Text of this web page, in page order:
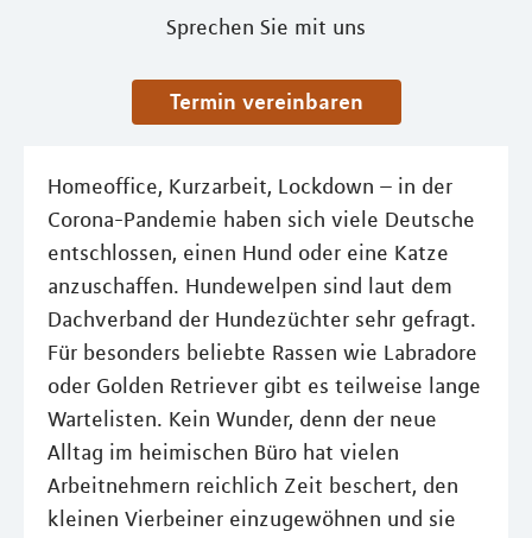
Sprechen Sie mit uns
Termin vereinbaren
Homeoffice, Kurzarbeit, Lockdown – in der
Corona-Pandemie haben sich viele Deutsche
entschlossen, einen Hund oder eine Katze
anzuschaffen. Hundewelpen sind laut dem
Dachverband der Hundezüchter sehr gefragt.
Für besonders beliebte Rassen wie Labradore
oder Golden Retriever gibt es teilweise lange
Wartelisten. Kein Wunder, denn der neue
Alltag im heimischen Büro hat vielen
Arbeitnehmern reichlich Zeit beschert, den
kleinen Vierbeiner einzugewöhnen und sie